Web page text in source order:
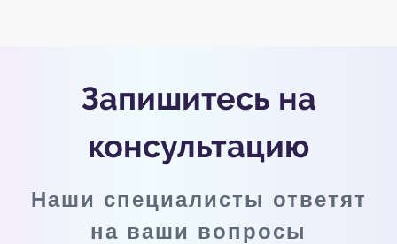
Запишитесь на
консультацию
Наши специалисты ответят
на ваши вопросы